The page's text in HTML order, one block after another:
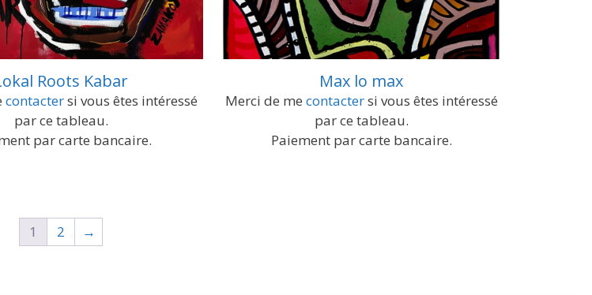
Roots Kabar
contactersi vous êtes intéressé
par ce tableau.
par carte bancaire.
Max lo max
Merci de me contactersi vous êtes intéressé
par ce tableau.
Paiement par carte bancaire.
1 2 →